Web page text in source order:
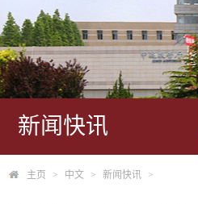
新闻快讯
主页 > 中文 > 新闻快讯 >